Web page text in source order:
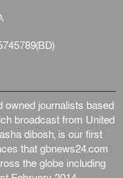
owned journalists based
broadcast from United
dibosh, is our first
that gbnews24.com
the globe including